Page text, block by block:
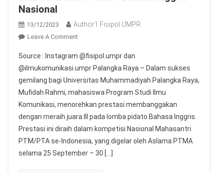
Nasional
13/12/2023 Author1 Fisipol UMPR
Leave A CommentOn
Ilmu
Komunikasi
Universitas
Muhammadiyah
Palangka
Raya,
Raih
Juara
Source : Instagram @fisipol.umpr dan
@ilmukomunikasi.umpr Palangka Raya – Dalam sukses
gemilang bagi Universitas Muhammadiyah Palangka Raya,
Mufidah Rahmi, mahasiswa Program Studi Ilmu
Komunikasi, menorehkan prestasi membanggakan
dengan meraih juara III pada lomba pidato Bahasa Inggris.
Prestasi ini diraih dalam kompetisi Nasional Mahasantri
PTM/PTA se-Indonesia, yang digelar oleh Aslama PTMA
selama 25 September – 30 […]